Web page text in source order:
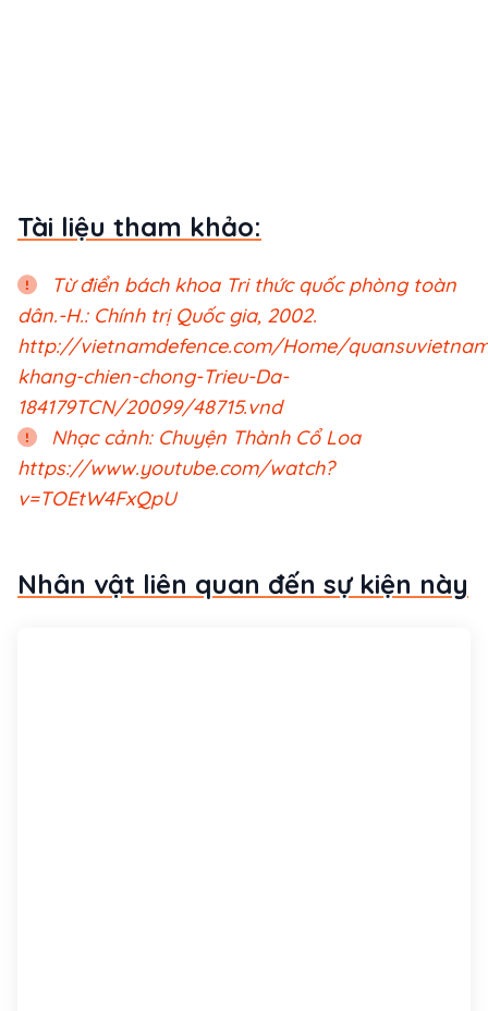
Tài liệu tham khảo:
Từ điển bách khoa Tri thức quốc phòng toàn
dân.-H.: Chính trị Quốc gia, 2002.
http://vietnamdefence.com/Home/
khang-chien-chong-Trieu-Da-
184179TCN/20099/48715.vnd
Nhạc cảnh: Chuyện Thành Cổ Loa
https://www.youtube.com/watch?
v=TOEtW4FxQpU
Nhân vật liên quan đến sự kiện này